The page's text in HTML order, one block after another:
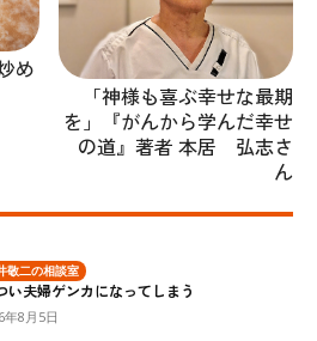
め
「神様も喜ぶ幸せな最期
を」『がんから学んだ幸せ
の道』著者 本居 弘志さ
ん
敬二の相談室
い夫婦ゲンカになってしまう
年8月5日